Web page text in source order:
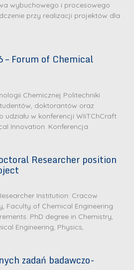
wybuchowego i procesowego
przy realizacji projektów dla
Forum of Chemical
Chemicznej Politechniki
doktorantów oraz
udziału w konferencji WIiTChCraft
Innovation. Konferencja
Researcher position
Institution: Cracow
Faculty of Chemical Engineering
PhD degree in Chemistry,
Engineering, Physics,
zadań badawczo-